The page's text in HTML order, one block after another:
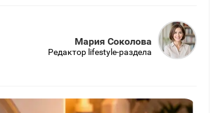
Мария Соколова
Редактор lifestyle-раздела